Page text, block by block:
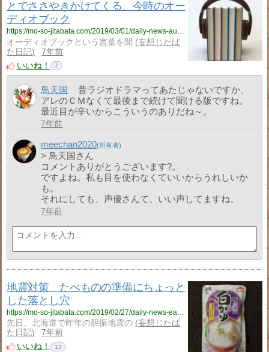
とでささやきかけてくる、今時のオー
ディオブック
https://mo-so-jitabata.com/2019/03/01/daily-news-audiobooks-cozy-soft-voices/
オーディオブックという言葉を聞
妄想じたば
た日記
7年前
いいね！
7
鳥天国
昔ラジオドラマってあたじゃないですか、
アレのＣＭなくて最後まで続けて聞ける版ですね。
最近目が辛いからこういうのありだね～。
7年前
meechan2020
> 鳥天国さん
コメントありがとうございます?。
ですよね。私も目を使わなくていいからうれしいか
も。
それにしても、声優さんて、いい声してますね。
7年前
地震対策 たべものの準備にちょっと
した落とし穴
https://mo-so-jitabata.com/2019/02/27/daily-news-earthquake-foods/
先日、北海道で昨年の胆振地震の
妄想じたば
た日記
7年前
いいね！
13